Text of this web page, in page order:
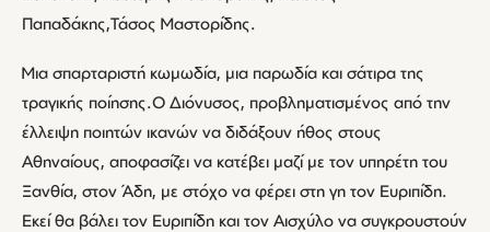
Παπαδάκης,Τάσος Μαστορίδης.
Μια σπαρταριστή κωμωδία, μια παρωδία και σάτιρα της
τραγικής ποίησης.Ο Διόνυσος, προβληματισμένος από την
έλλειψη ποιητών ικανών να διδάξουν ήθος στους
Αθηναίους, αποφασίζει να κατέβει μαζί με τον υπηρέτη του
Ξανθία, στον Άδη, με στόχο να φέρει στη γη τον Ευριπίδη.
Εκεί θα βάλει τον Ευριπίδη και τον Αισχύλο να συγκρουστούν